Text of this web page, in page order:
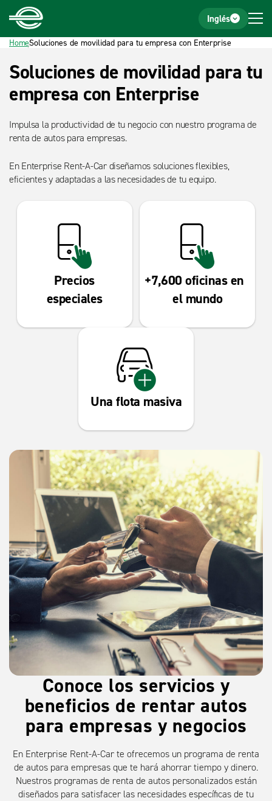
Home
Footer
Inglés
HomeSoluciones de movilidad para tu empresa con Enterprise
Soluciones de movilidad para tu
empresa con Enterprise
Impulsa la productividad de tu negocio con nuestro programa de
renta de autos para empresas.
En Enterprise Rent-A-Car diseñamos soluciones flexibles,
eficientes y adaptadas a las necesidades de tu equipo.
Precios
especiales
7,600 oficinas en
el mundo
Una flota masiva
Conoce los servicios y
beneficios de rentar autos
para empresas y negocios
En Enterprise Rent-A-Car te ofrecemos un programa de renta
de autos para empresas que te hará ahorrar tiempo y dinero.
Nuestros programas de renta de autos personalizados están
diseñados para satisfacer las necesidades específicas de tu